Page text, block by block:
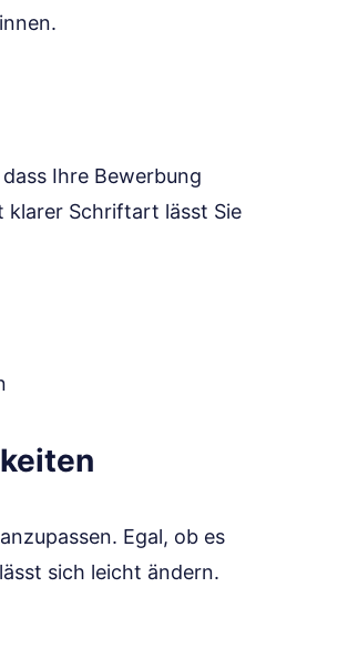
Ihre Bewerbung
klarer Schriftart lässt Sie
Egal, ob es
sich leicht ändern.